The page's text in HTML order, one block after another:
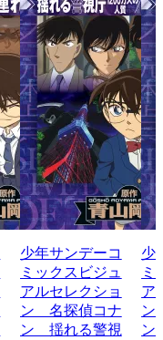
少年サンデーコ
ミックスビジュ
アルセレクショ
ン 名探偵コナ
ン 揺れる警視
少
ミ
ア
ン
ン